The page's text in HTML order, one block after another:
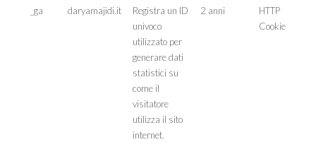
_ga daryamajidi.it
Registra un ID
univoco
utilizzato per
generare dati
statistici su
come il
visitatore
utilizza il sito
internet.
2 anni
HTTP
Cookie